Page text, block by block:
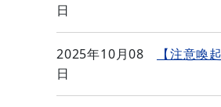
日
2025年10月08
日
【注意喚